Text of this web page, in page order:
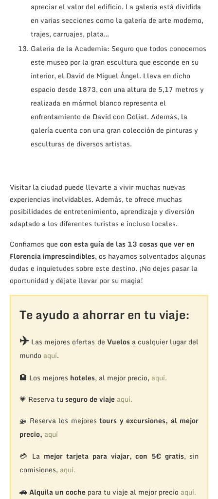
apreciar el valor del edificio. La galería está dividida
en varias secciones como la galería de arte moderno,
trajes, carruajes, plata…
Galería de la Academia: Seguro que todos conocemos
este museo por la gran escultura que esconde en su
interior, el David de Miguel Ángel. Lleva en dicho
espacio desde 1873, con una altura de 5,17 metros y
realizada en mármol blanco representa el
enfrentamiento de David con Goliat. Además, la
galería cuenta con una gran colección de pinturas y
esculturas de diversos artistas.
Visitar la ciudad puede llevarte a vivir muchas nuevas
experiencias inolvidables. Además, te ofrece muchas
posibilidades de entretenimiento, aprendizaje y diversión
adaptado a los diferentes turistas e incluso locales.
Confiamos que con esta guía de las 13 cosas que ver en
Florencia imprescindibles, os hayamos solventados algunas
dudas e inquietudes sobre este destino. ¡No dejes pasar la
oportunidad y déjate llevar por su magia!
Te ayudo a ahorrar en tu viaje:
✈️Las mejores ofertas de Vuelosa cualquier lugar del
mundo aquí.
🏨 Los mejores hoteles, al mejor precio, aquí.
💗 Reserva tu seguro de viaje aquí.
🚁 Reserva los mejorestours y excursiones, al mejor
precio, aquí
💳 La mejor tarjeta para viajar, con 5€ gratis, sin
comisiones, aquí.
🚗Alquila un coche para tu viaje al mejor precio aquí.